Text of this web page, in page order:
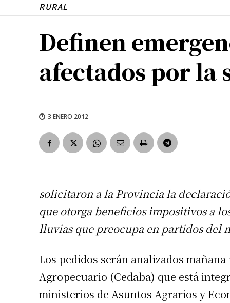
RURAL
Definen
afectados por la
3 ENERO 2012
solicitaron a la Provincia la
que otorga beneficios impositivos a
lluvias que preocupa en partidos del
Los pedidos serán analizados
Agropecuario (Cedaba) que está
ministerios de Asuntos Agrarios y